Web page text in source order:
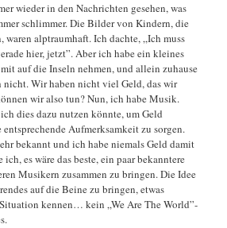
wieder in den Nachrichten gesehen, was
schlimmer. Die Bilder von Kindern, die
waren alptraumhaft. Ich dachte, „Ich muss
hier, jetzt”. Aber ich habe ein kleines
auf die Inseln nehmen, und allein zuhause
nicht. Wir haben nicht viel Geld, das wir
wir also tun? Nun, ich habe Musik.
dies dazu nutzen könnte, um Geld
Aufmerksamkeit zu sorgen.
bekannt und ich habe niemals Geld damit
es wäre das beste, ein paar bekanntere
Musikern zusammen zu bringen. Die Idee
auf die Beine zu bringen, etwas
kennen… kein „We Are The World”-